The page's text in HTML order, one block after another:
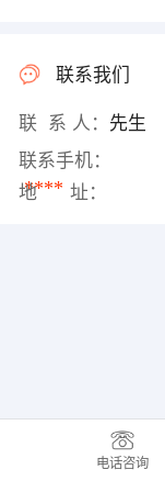
联系我们
联 系 人： 先生
联系手机：
****
地 址：
电话咨询